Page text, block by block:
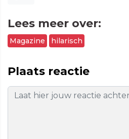
Lees meer over:
Magazine hilarisch
Plaats reactie